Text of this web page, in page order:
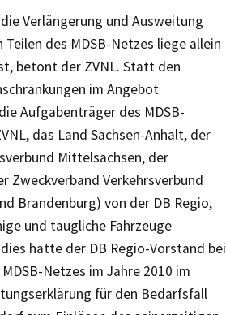
Verlängerung und Ausweitung
des MDSB-Netzes liege allein
betont der ZVNL. Statt den
im Angebot
Aufgabenträger des MDSB-
das Land Sachsen-Anhalt, der
Mittelsachsen, der
Zweckverband Verkehrsverbund
Brandenburg) von der DB Regio,
und taugliche Fahrzeuge
hatte der DB Regio-Vorstand bei
Netzes im Jahre 2010 im
für den Bedarfsfall